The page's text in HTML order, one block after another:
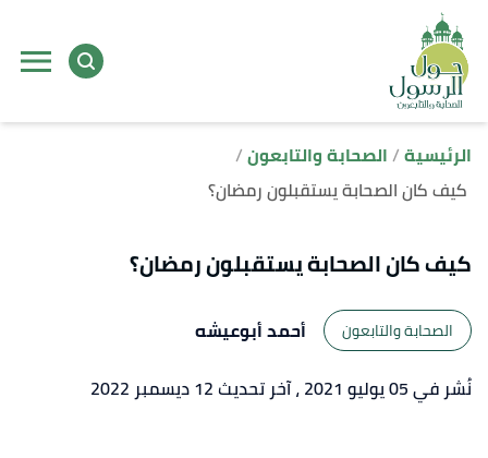
الرئيسية الصحابة والتابعون
كيف كان الصحابة يستقبلون رمضان؟
كيف كان الصحابة يستقبلون رمضان؟
الصحابة والتابعون
أحمد أبوعيشه
نُشر في 05 يوليو 2021
، آخر تحديث 12 ديسمبر 2022